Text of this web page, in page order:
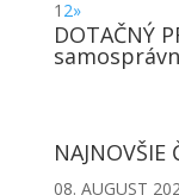
1 2»
DOTAČNÝ
NAJNOVŠIE
08. AUGUST